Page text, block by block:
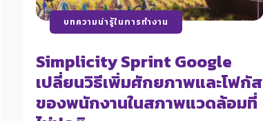
บทความน่ารู้ในการทำงาน
​Simplicity Sprint Google
เปลี่ยนวิธีเพิ่มศักยภาพและโฟกัส
ของพนักงานในสภาพแวดล้อมที่